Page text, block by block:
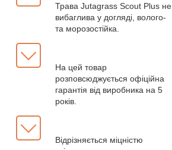
Трава Jutagrass Scout Plus не
вибаглива у догляді, волого-
та морозостійка.
На цей товар
розповсюджується офіційна
гарантія від виробника на 5
років.
Відрізняється міцністю